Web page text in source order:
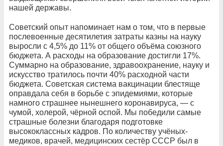
нашей державы.
Советский опыт напоминает нам о том, что в первые
послевоенные десятилетия затраты казны на науку
выросли с 4,5% до 11% от общего объёма союзного
бюджета. А расходы на образование достигли 17%.
Суммарно на образование, здравоохранение, науку и
искусство тратилось почти 40% расходной части
бюджета. Советская система вакцинации блестяще
оправдала себя в борьбе с эпидемиями, которые
намного страшнее нынешнего коронавируса, — с
чумой, холерой, чёрной оспой. Мы победили самые
страшные болезни благодаря подготовке
высококлассных кадров. По количеству учёных-
медиков, врачей, медицинских сестёр СССР был в